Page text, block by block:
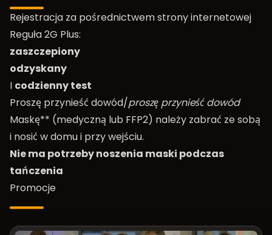
Rejestracja za pośrednictwem strony internetowej
Reguła 2G Plus:
zaszczepiony
odzyskany
I codzienny test
Proszę przynieść dowód/proszę przynieść dowód
Maskę** (medyczną lub FFP2) należy zabrać ze sobą
i nosić w domu i przy wejściu.
Nie ma potrzeby noszenia maski podczas
tańczenia
Promocje